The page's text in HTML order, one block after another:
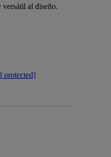
versátil al diseño.
protected]